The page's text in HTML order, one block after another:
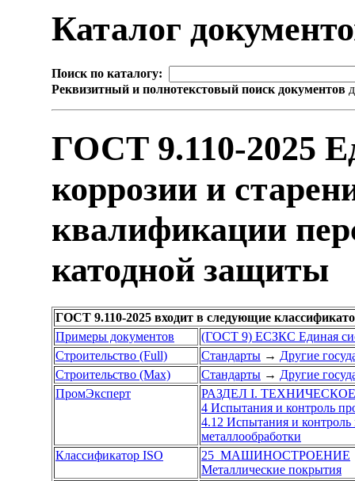
Каталог
Поиск по каталогу:
Реквизитный и полнотекстовый поиск документов
ГОСТ 9.110-2025
коррозии и
квалификации
катодной защиты
ГОСТ 9.110-2025 входит в следующие
Примеры документов
(ГОСТ 9) ЕСЗКС Единая
Строительство (Full)
Стандарты → Другие
Строительство (Max)
Стандарты → Другие
ПромЭксперт
РАЗДЕЛ I.
4 Испытания и контроль
4.12 Испытания и
металлообработки
Классификатор ISO
25 МАШИНОСТРОЕНИЕ
Металлические покрытия